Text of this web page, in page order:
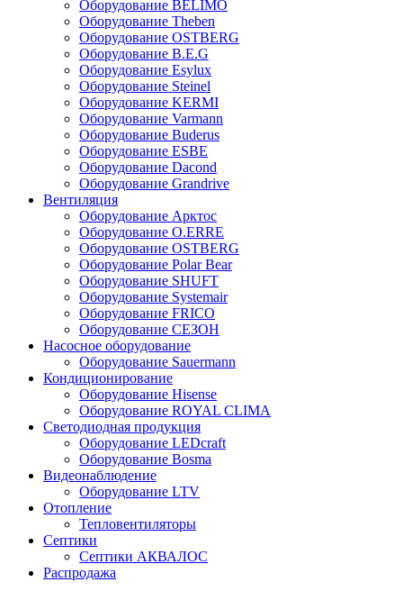
Оборудование BELIMO
Оборудование Theben
Оборудование OSTBERG
Оборудование B.E.G
Оборудование Esylux
Оборудование Steinel
Оборудование KERMI
Оборудование Varmann
Оборудование Buderus
Оборудование ESBE
Оборудование Dacond
Оборудование Grandrive
Вентиляция
Оборудование Арктос
Оборудование O.ERRE
Оборудование OSTBERG
Оборудование Polar Bear
Оборудование SHUFT
Оборудование Systemair
Оборудование FRICO
Оборудование СЕЗОН
Насосное оборудование
Оборудование Sauermann
Кондиционирование
Оборудование Hisense
Оборудование ROYAL CLIMA
Светодиодная продукция
Оборудование LEDcraft
Оборудование Bosma
Видеонаблюдение
Оборудование LTV
Отопление
Тепловентиляторы
Септики
Септики АКВАЛОС
Распродажа